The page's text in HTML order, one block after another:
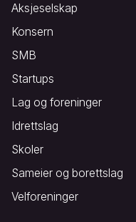
Aksjeselskap
Konsern
SMB
Startups
Lag og foreninger
Idrettslag
Skoler
Sameier og borettslag
Velforeninger